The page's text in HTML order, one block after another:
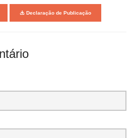
Declaração de Publicação